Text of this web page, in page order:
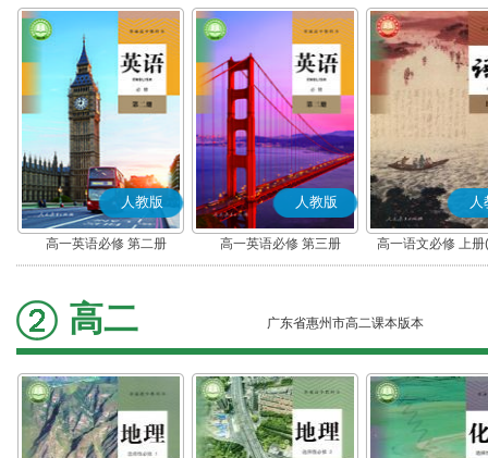
人教版
高一英语必修 第二册
人教版
高一英语必修 第三册
人
高一语文必修 上
高二 广东省惠州市高二课本版本